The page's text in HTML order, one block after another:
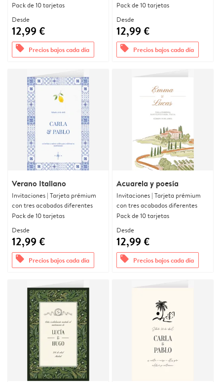
Pack de 10 tarjetas
Desde
12,99 €
offers Precios bajos cada día
Pack de 10 tarjetas
Desde
12,99 €
offers Precios bajos cada día
Verano Italiano
Invitaciones | Tarjeta prémium
con tres acabados diferentes
Pack de 10 tarjetas
Desde
12,99 €
offers Precios bajos cada día
Acuarela y poesía
Invitaciones | Tarjeta prémium
con tres acabados diferentes
Pack de 10 tarjetas
Desde
12,99 €
offers Precios bajos cada día